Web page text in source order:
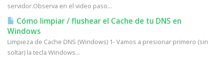
servidor.Observa en el video paso...
Cómo limpiar / flushear el Cache de tu DNS en
Windows
Limpieza de Cache DNS (Windows) 1- Vamos a presionar primero (sin
soltar) la tecla Windows...